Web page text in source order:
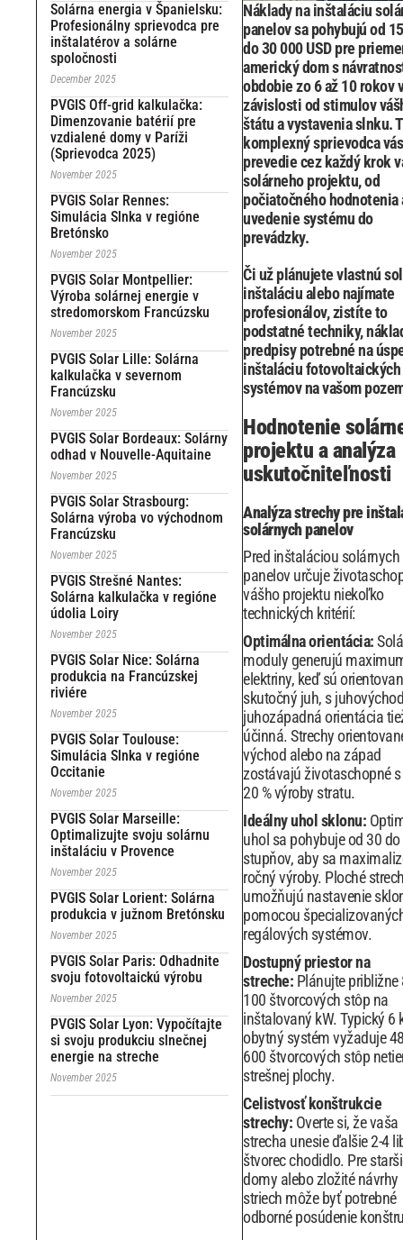
Solárna energia v Španielsku:
Profesionálny sprievodca pre
inštalatérov a solárne
spoločnosti
December 2025
PVGIS Off-grid kalkulačka:
Dimenzovanie batérií pre
vzdialené domy v Paríži
(Sprievodca 2025)
November 2025
PVGIS Solar Rennes:
Simulácia Slnka v regióne
Bretónsko
November 2025
PVGIS Solar Montpellier:
Výroba solárnej energie v
stredomorskom Francúzsku
November 2025
PVGIS Solar Lille: Solárna
kalkulačka v severnom
Francúzsku
November 2025
PVGIS Solar Bordeaux: Solárny
odhad v Nouvelle-Aquitaine
November 2025
PVGIS Solar Strasbourg:
Solárna výroba vo východnom
Francúzsku
November 2025
PVGIS Strešné Nantes:
Solárna kalkulačka v regióne
údolia Loiry
November 2025
PVGIS Solar Nice: Solárna
produkcia na Francúzskej
riviére
November 2025
PVGIS Solar Toulouse:
Simulácia Slnka v regióne
Occitanie
November 2025
PVGIS Solar Marseille:
Optimalizujte svoju solárnu
inštaláciu v Provence
November 2025
PVGIS Solar Lorient: Solárna
produkcia v južnom Bretónsku
November 2025
PVGIS Solar Paris: Odhadnite
svoju fotovoltaickú výrobu
November 2025
PVGIS Solar Lyon: Vypočítajte
si svoju produkciu slnečnej
energie na streche
November 2025
Náklady na inštaláciu
panelov sa pohybujú od
do 30 000 USD pre
americký dom s
obdobie zo 6 až 10 rokov v
závislosti od stimulov
štátu a vystavenia slnku.
komplexný sprievodca vás
prevedie cez každý krok
solárneho projektu, od
počiatočného hodnotenia
uvedenie systému do
prevádzky.
Či už plánujete vlastnú
inštaláciu alebo najímate
profesionálov, zistíte to
podstatné techniky,
predpisy potrebné na
inštaláciu fotovoltaických
systémov na vašom
Hodnotenie
projektu a analýza
uskutočniteľnosti
Analýza strechy pre
solárnych panelov
Pred inštaláciou solárnych
panelov určuje
vášho projektu niekoľko
technických kritérií:
Optimálna orientácia:
moduly generujú
elektriny, keď sú
skutočný juh, s
juhozápadná orientácia
účinná. Strechy
východ alebo na západ
zostávajú životaschopné
20 % výroby stratu.
Ideálny uhol sklonu:
uhol sa pohybuje od 30
stupňov, aby sa
ročný výroby. Ploché
umožňujú nastavenie
pomocou
regálových systémov.
Dostupný priestor na
streche: Plánujte približne
100 štvorcových stôp na
inštalovaný kW. Typický 6
obytný systém vyžaduje
600 štvorcových stôp
strešnej plochy.
Celistvosť konštrukcie
strechy: Overte si, že vaša
strecha unesie ďalšie 2-4
štvorec chodidlo. Pre
domy alebo zložité návrhy
striech môže byť potrebné
odborné posúdenie